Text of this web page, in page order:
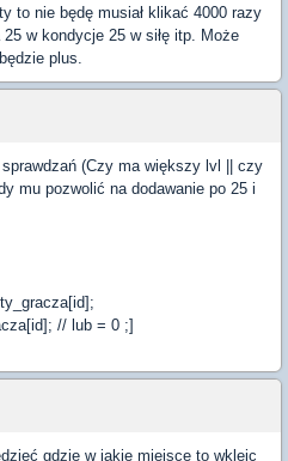
to nie będę musiał klikać 4000 razy
w kondycje 25 w siłę itp. Może
plus.
(Czy ma większy lvl || czy
mu pozwolić na dodawanie po 25 i
// lub = 0 ;]
gdzie w jakie miejsce to wkleic